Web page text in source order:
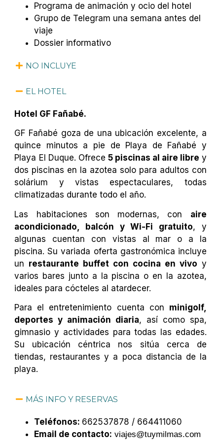
Programa de animación y ocio del hotel
Grupo de Telegram una semana antes del
viaje
Dossier informativo
NO INCLUYE
EL HOTEL
Hotel GF Fañabé.
GF Fañabé goza de una ubicación excelente, a
quince minutos a pie de Playa de Fañabé y
Playa El Duque. Ofrece 5 piscinas al aire libre y
dos piscinas en la azotea solo para adultos con
solárium y vistas espectaculares, todas
climatizadas durante todo el año.
Las habitaciones son modernas, con aire
acondicionado, balcón y Wi-Fi gratuito, y
algunas cuentan con vistas al mar o a la
piscina. Su variada oferta gastronómica incluye
un restaurante buffet con cocina en vivo y
varios bares junto a la piscina o en la azotea,
ideales para cócteles al atardecer.
Para el entretenimiento cuenta con minigolf,
deportes y animación diaria, así como spa,
gimnasio y actividades para todas las edades.
Su ubicación céntrica nos sitúa cerca de
tiendas, restaurantes y a poca distancia de la
playa.
MÁS INFO Y RESERVAS
Teléfonos: 662537878 / 664411060
Email de contacto: viajes@tuymilmas.com